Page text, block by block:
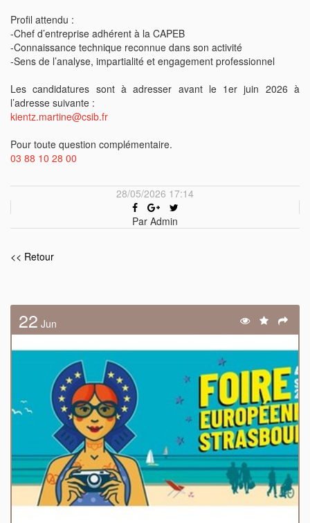
Profil attendu :
-Chef d’entreprise adhérent à la CAPEB
-Connaissance technique reconnue dans son activité
-Sens de l’analyse, impartialité et engagement professionnel
Les candidatures sont à adresser avant le 1er juin 2026 à
l’adresse suivante :
kientz.martine@csib.fr
Pour toute question complémentaire.
03 88 10 28 00
28/05/2026 17:14
Par Admin
<< Retour
22 Jun